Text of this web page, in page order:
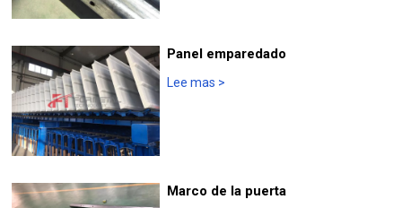
Panel emparedado
Lee mas >
Marco de la puerta